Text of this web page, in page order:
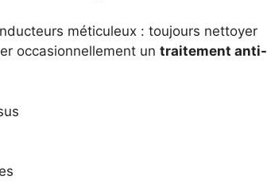
méticuleux : toujours nettoyer
occasionnellement un traitement anti-